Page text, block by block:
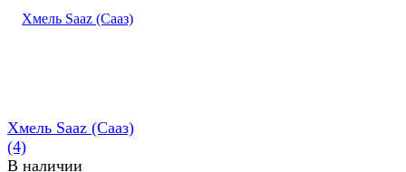
Хмель Saaz (Сааз)
(4)
В наличии